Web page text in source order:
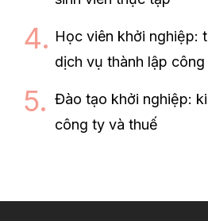
Học viên khởi nghiệp:
dịch vụ thành lập
Đào tạo khởi nghiệp:
công ty và thuế